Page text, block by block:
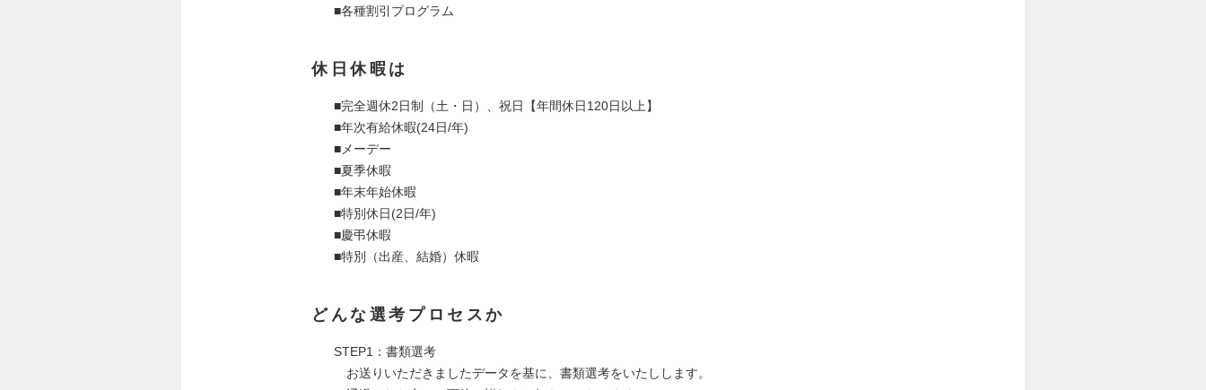
■各種割引プログラム
休日休暇は
■完全週休2日制（土・日）、祝日【年間休日120日以上】
■年次有給休暇(24日/年)
■メーデー
■夏季休暇
■年末年始休暇
■特別休日(2日/年)
■慶弔休暇
■特別（出産、結婚）休暇
どんな選考プロセスか
STEP1：書類選考
お送りいただきましたデータを基に、書類選考をいたしします。